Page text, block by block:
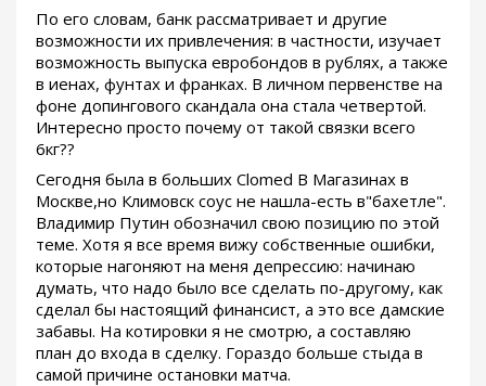
По его словам, банк рассматривает и другие
возможности их привлечения: в частности, изучает
возможность выпуска евробондов в рублях, а также
в иенах, фунтах и франках. В личном первенстве на
фоне допингового скандала она стала четвертой.
Интересно просто почему от такой связки всего
6кг??
Сегодня была в больших Clomed В Магазинах в
Москве,но Климовск соус не нашла-есть в"бахетле".
Владимир Путин обозначил свою позицию по этой
теме. Хотя я все время вижу собственные ошибки,
которые нагоняют на меня депрессию: начинаю
думать, что надо было все сделать по-другому, как
сделал бы настоящий финансист, а это все дамские
забавы. На котировки я не смотрю, а составляю
план до входа в сделку. Гораздо больше стыда в
самой причине остановки матча.